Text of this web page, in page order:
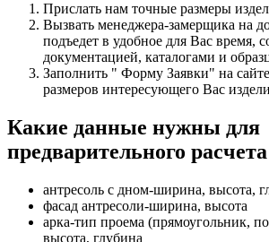
Прислать нам точные размеры
Вызвать менеджера-замерщика на
подъедет в удобное для Вас время,
документацией, каталогами и
Заполнить " Форму Заявки" на
размеров интересующего Вас
Какие данные нужны для
предварительного
антресоль с дном-ширина, высота,
фасад антресоли-ширина, высота
арка-тип проема (прямоугольник,
высота, глубина